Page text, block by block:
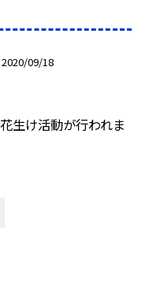
2020/09/18
生け活動が行われま